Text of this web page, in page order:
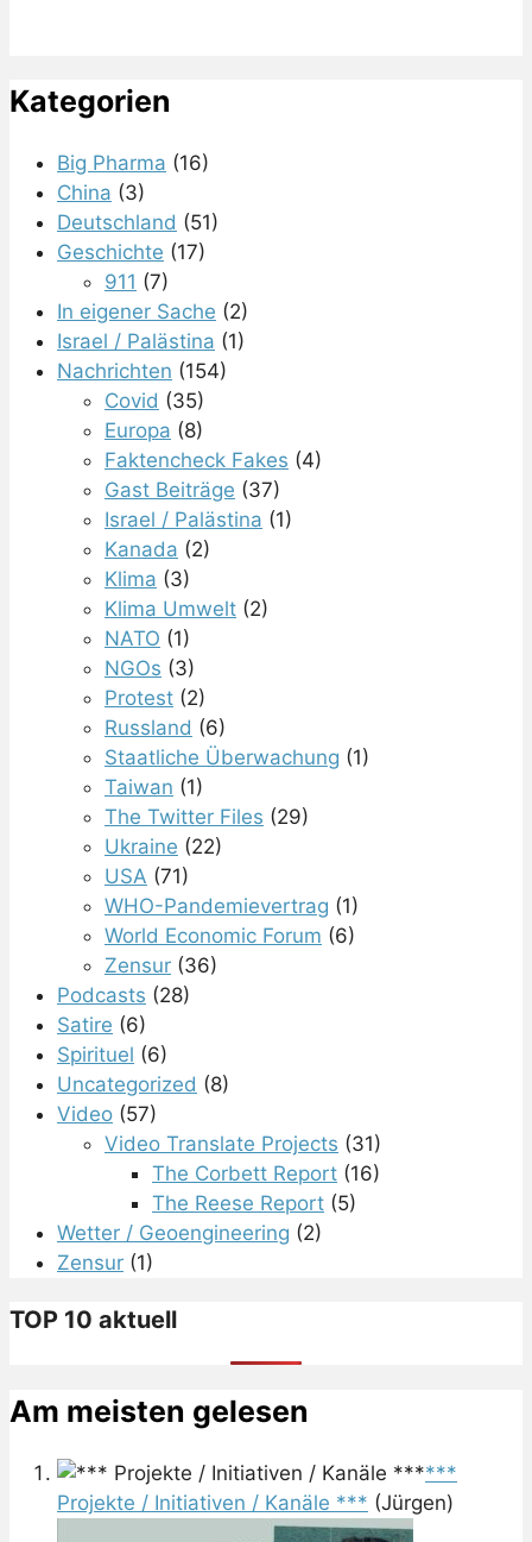
Kategorien
Big Pharma (16)
China (3)
Deutschland (51)
Geschichte (17)
911 (7)
In eigener Sache (2)
Israel / Palästina (1)
Nachrichten (154)
Covid (35)
Europa (8)
Faktencheck Fakes (4)
Gast Beiträge (37)
Israel / Palästina (1)
Kanada (2)
Klima (3)
Klima Umwelt (2)
NATO (1)
NGOs (3)
Protest (2)
Russland (6)
Staatliche Überwachung (1)
Taiwan (1)
The Twitter Files (29)
Ukraine (22)
USA (71)
WHO-Pandemievertrag (1)
World Economic Forum (6)
Zensur (36)
Podcasts (28)
Satire (6)
Spirituel (6)
Uncategorized (8)
Video (57)
Video Translate Projects (31)
The Corbett Report (16)
The Reese Report (5)
Wetter / Geoengineering (2)
Zensur (1)
TOP 10 aktuell
Am meisten gelesen
***
Projekte / Initiativen / Kanäle *** (Jürgen)